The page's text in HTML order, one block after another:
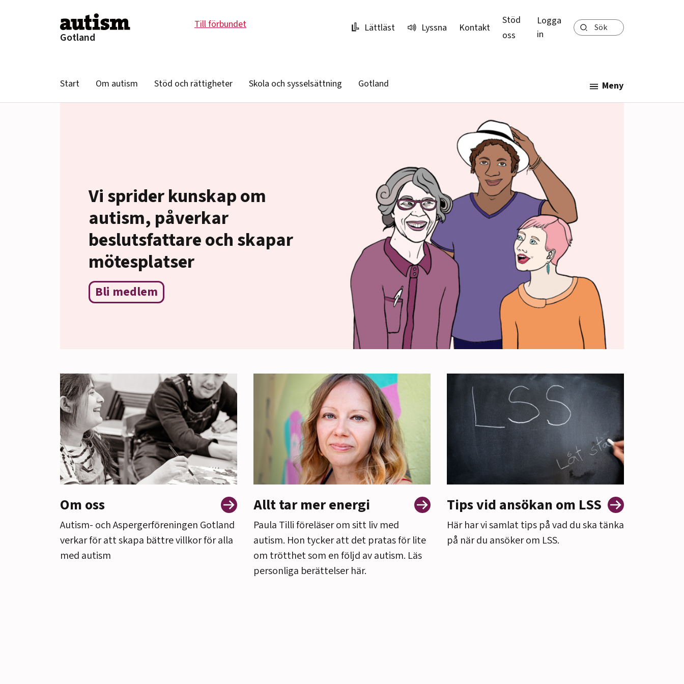
Gotland
Till förbundet Lättläst Lyssna Kontakt
Stöd
oss
Logga
in
Sök
Start Om autism Stöd och rättigheter Skola och sysselsättning Gotland Meny
Vi sprider kunskap om
autism, påverkar
beslutsfattare och skapar
mötesplatser
Bli medlem
Om oss
Autism- och Aspergerföreningen Gotland
verkar för att skapa bättre villkor för alla
med autism
Allt tar mer energi
Paula Tilli föreläser om sitt liv med
autism. Hon tycker att det pratas för lite
om trötthet som en följd av autism. Läs
personliga berättelser här.
Tips vid ansökan om LSS
Här har vi samlat tips på vad du ska tänka
på när du ansöker om LSS.